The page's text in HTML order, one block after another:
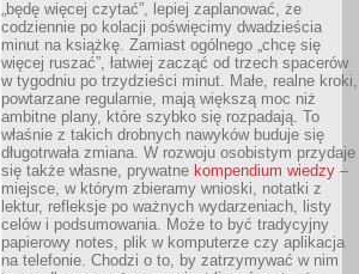
„będę więcej czytać”, lepiej zaplanować, że
codziennie po kolacji poświęcimy dwadzieścia
minut na książkę. Zamiast ogólnego „chcę się
więcej ruszać”, łatwiej zacząć od trzech spacerów
w tygodniu po trzydzieści minut. Małe, realne kroki,
powtarzane regularnie, mają większą moc niż
ambitne plany, które szybko się rozpadają. To
właśnie z takich drobnych nawyków buduje się
długotrwała zmiana. W rozwoju osobistym przydaje
się także własne, prywatne kompendium wiedzy –
miejsce, w którym zbieramy wnioski, notatki z
lektur, refleksje po ważnych wydarzeniach, listy
celów i podsumowania. Może to być tradycyjny
papierowy notes, plik w komputerze czy aplikacja
na telefonie. Chodzi o to, by zatrzymywać w nim